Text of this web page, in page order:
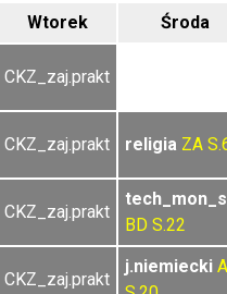
Wtorek Środa
CKZ_zaj.prakt
CKZ_zaj.prakt religia ZA
CKZ_zaj.prakt
BD S.22
CKZ_zaj.prakt
j.niemiecki